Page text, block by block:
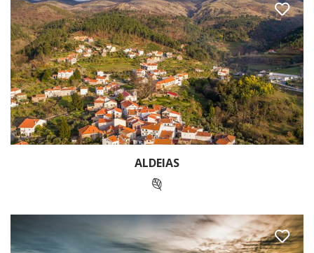
ALDEIAS